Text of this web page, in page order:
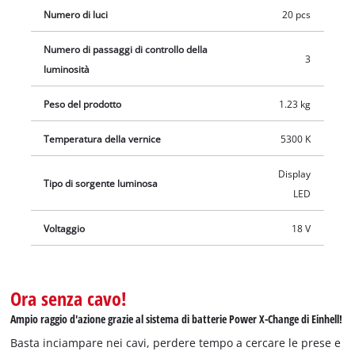
Numero di luci 20 pcs
Numero di passaggi di controllo della
luminosità
3
Peso del prodotto 1.23 kg
Temperatura della vernice 5300 K
Tipo di sorgente luminosa
Display
LED
Voltaggio 18 V
Ora senza cavo!
Ampio raggio d'azione grazie al sistema di batterie Power X-Change di Einhell!
Basta inciampare nei cavi, perdere tempo a cercare le prese e